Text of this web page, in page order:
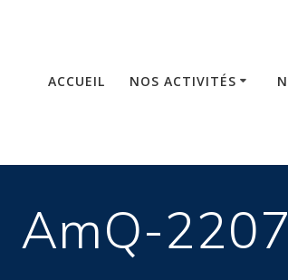
ACCUEIL NOS ACTIVITÉS
AmQ-